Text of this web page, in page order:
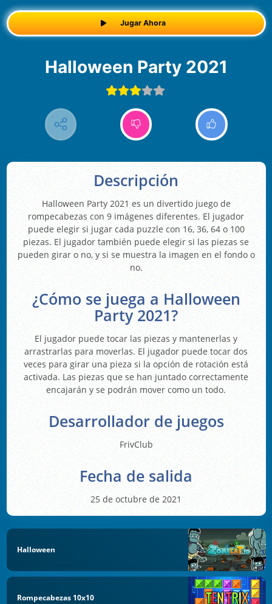
Jugar Ahora
Halloween Party 2021
Descripción
Halloween Party 2021 es un divertido juego de
rompecabezas con 9 imágenes diferentes. El jugador
puede elegir si jugar cada puzzle con 16, 36, 64 o 100
piezas. El jugador también puede elegir si las piezas se
pueden girar o no, y si se muestra la imagen en el fondo o
no.
¿Cómo se juega a Halloween
Party 2021?
El jugador puede tocar las piezas y mantenerlas y
arrastrarlas para moverlas. El jugador puede tocar dos
veces para girar una pieza si la opción de rotación está
activada. Las piezas que se han juntado correctamente
encajarán y se podrán mover como un todo.
Desarrollador de juegos
FrivClub
Fecha de salida
25 de octubre de 2021
Halloween
Rompecabezas 10x10